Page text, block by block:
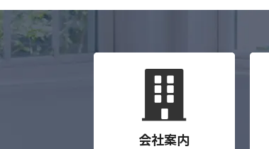
会社案内